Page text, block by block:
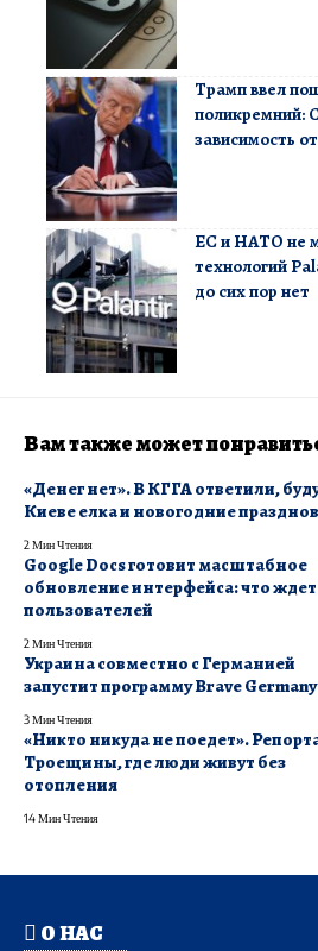
Трамп ввел
поликремний:
зависимость
ЕС и НАТО не
технологий
до сих пор нет
Вам также может
«Денег нет». В КГГА ответили,
Киеве елка и новогодние
2 Мин Чтения
Google Docs готовит масштабное
обновление интерфейса: что ждет
пользователей
2 Мин Чтения
Украина совместно с Германией
запустит программу Brave Germany
3 Мин Чтения
«Никто никуда не поедет».
Троещины, где люди живут без
отопления
14 Мин Чтения
О НАС